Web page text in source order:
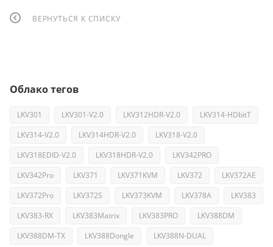
ВЕРНУТЬСЯ К СПИСКУ
Облако тегов
LKV301 LKV301-V2.0 LKV312HDR-V2.0
LKV314-HDbitT
LKV314-V2.0
LKV314HDR-V2.0
LKV318-V2.0
LKV318EDID-V2.0
LKV318HDR-V2.0
LKV342PRO
LKV342Pro
LKV371 LKV371KVM LKV372
LKV372AE
LKV372Pro
LKV372S LKV373KVM LKV378A
LKV383
LKV383-RX
LKV383Matrix LKV383PRO
LKV388DM
LKV388DM-TX
LKV388Dongle
LKV388N-DUAL